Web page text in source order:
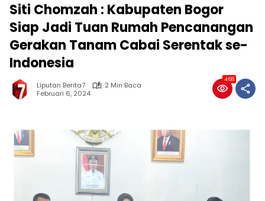
Siti Chomzah : Kabupaten Bogor
Siap Jadi Tuan Rumah Pencanangan
Gerakan Tanam Cabai Serentak se-
Indonesia
Liputan Berita7
2 Min Baca
Februari 6, 2024
468